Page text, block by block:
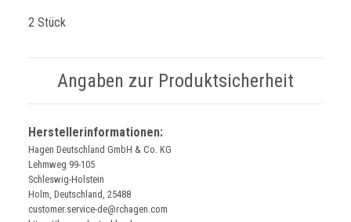
2 Stück
Angaben zur Produktsicherheit
Herstellerinformationen:
Hagen Deutschland GmbH & Co. KG
Lehmweg 99-105
Schleswig-Holstein
Holm, Deutschland, 25488
customer.service-de@rchagen.com